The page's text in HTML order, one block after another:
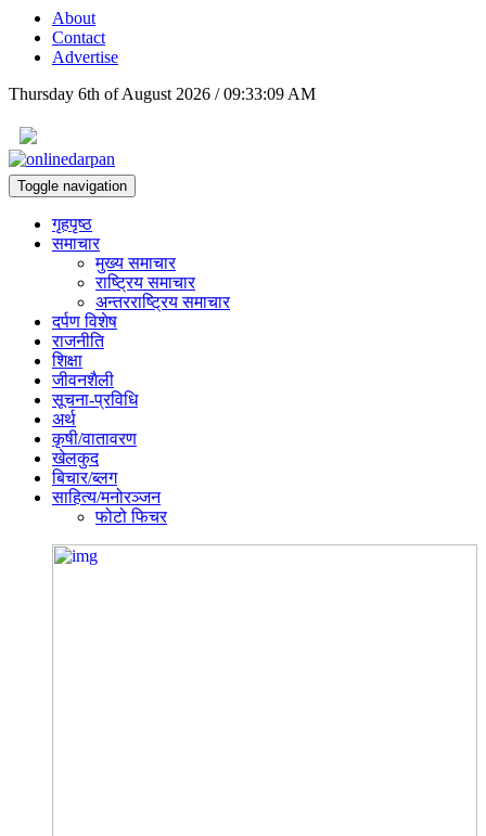
About
Contact
Advertise
Thursday 6th of August 2026 / 09:33:09 AM
Toggle navigation
गृहपृष्ठ
समाचार
मुख्य समाचार
राष्ट्रिय समाचार
अन्तरराष्ट्रिय समाचार
दर्पण विशेष
राजनीति
शिक्षा
जीवनशैली
सूचना-प्रविधि
अर्थ
कृषी/वातावरण
खेलकुद
बिचार/ब्लग
साहित्य/मनोरञ्जन
फोटो फिचर